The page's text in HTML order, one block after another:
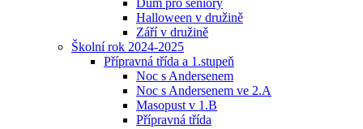
Dům pro seniory
Halloween v družině
Září v družině
Školní rok 2024-2025
Přípravná třída a 1.stupeň
Noc s Andersenem
Noc s Andersenem ve 2.A
Masopust v 1.B
Přípravná třída